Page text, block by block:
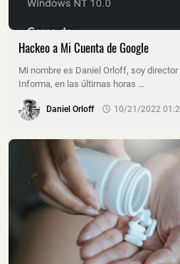
Hackeo a Mi Cuenta de Google
Mi nombre es Daniel Orloff, soy
Informa, en las últimas horas …
Daniel Orloff 10/21/2022